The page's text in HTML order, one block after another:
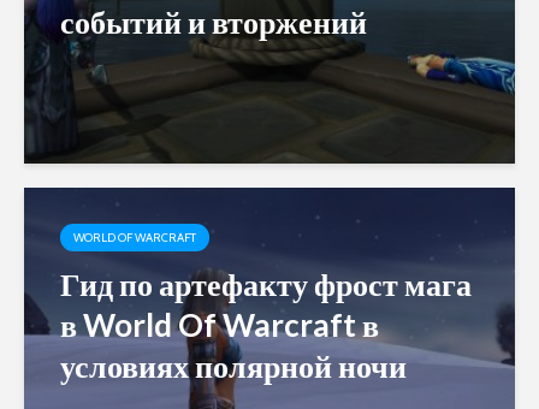
событий и вторжений
WORLD OF WARCRAFT
Гид по артефакту фрост мага
в World Of Warcraft в
условиях полярной ночи